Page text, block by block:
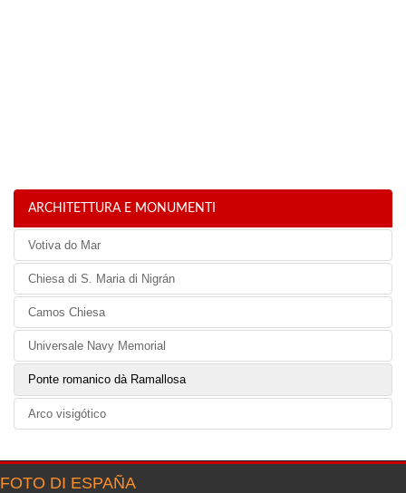
ARCHITETTURA E MONUMENTI
Votiva do Mar
Chiesa di S. Maria di Nigrán
Camos Chiesa
Universale Navy Memorial
Ponte romanico dà Ramallosa
Arco visigótico
FOTO DI ESPAÑA